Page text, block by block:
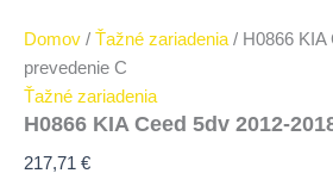
Domov / Ťažné zariadenia/ H0866 KIA
prevedenie C
Ťažné zariadenia
H0866 KIA Ceed 5dv 2012-
217,71 €